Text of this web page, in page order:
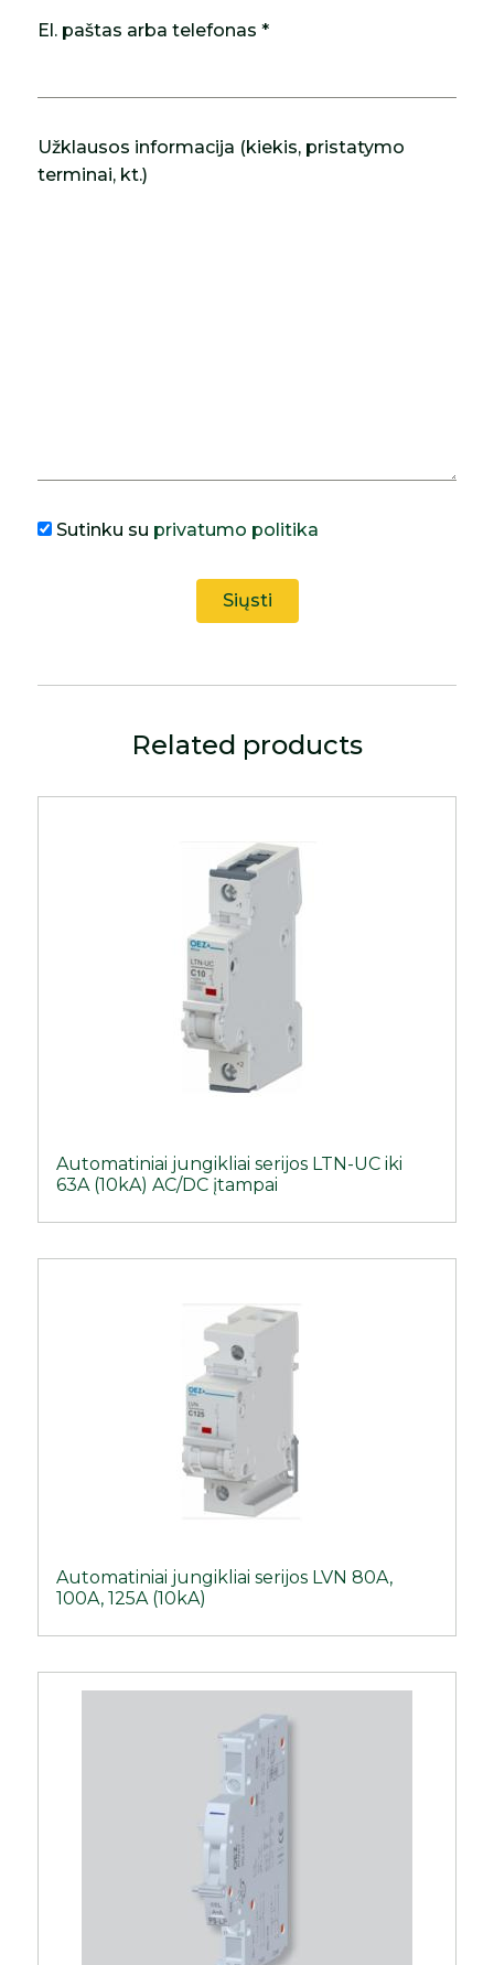
El. paštas arba telefonas *
Užklausos informacija (kiekis, pristatymo
terminai, kt.)
Sutinku su privatumo politika
Related products
Automatiniai jungikliai serijos LTN-UC iki
63A (10kA) AC/DC įtampai
Automatiniai jungikliai serijos LVN 80A,
100A, 125A (10kA)